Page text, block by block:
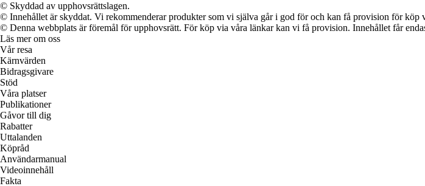
© Skyddad av upphovsrättslagen.
© Innehållet är skyddat. Vi rekommenderar produkter som vi själva går i god för och kan få provision för köp
© Denna webbplats är föremål för upphovsrätt. För köp via våra länkar kan vi få provision. Innehållet får
Läs mer om oss
Vår resa
Kärnvärden
Bidragsgivare
Stöd
Våra platser
Publikationer
Gåvor till dig
Rabatter
Uttalanden
Köpråd
Användarmanual
Videoinnehåll
Fakta